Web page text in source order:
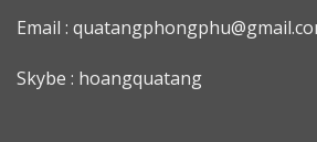
Email :
Skybe : hoangquatang